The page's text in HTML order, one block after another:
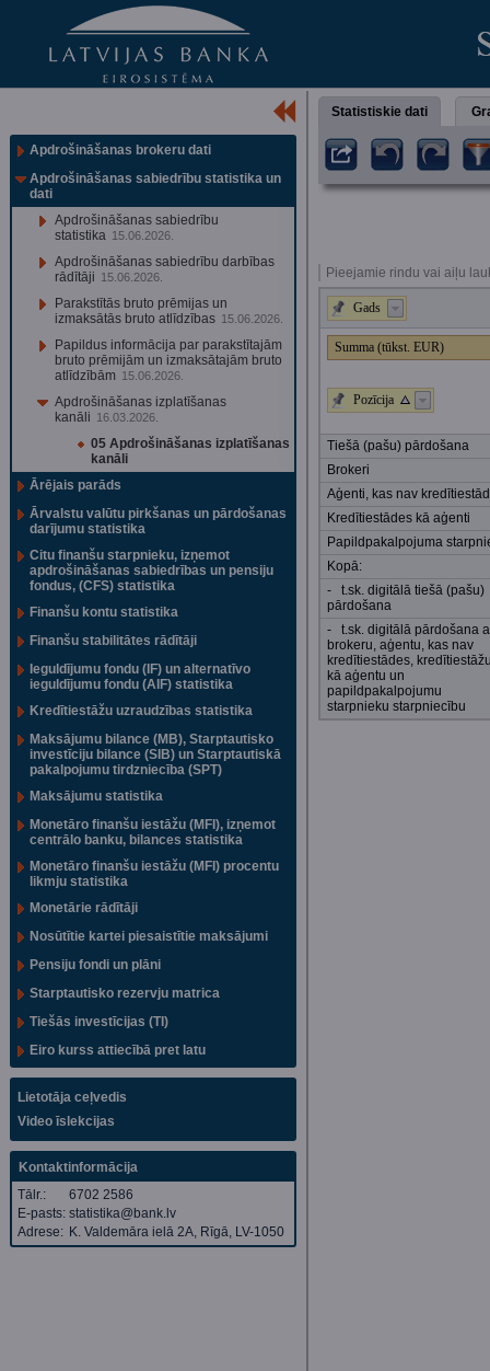
Apdrošināšanas brokeru dati
Apdrošināšanas sabiedrību statistika un
dati
Apdrošināšanas sabiedrību
statistika 15.06.2026.
Apdrošināšanas sabiedrību darbības
rādītāji 15.06.2026.
Parakstītās bruto prēmijas un
izmaksātās bruto atlīdzības 15.06.2026.
Papildus informācija par parakstītajām
bruto prēmijām un izmaksātajām bruto
atlīdzībām 15.06.2026.
Apdrošināšanas izplatīšanas
kanāli 16.03.2026.
05 Apdrošināšanas izplatīšanas
kanāli
Ārējais parāds
Ārvalstu valūtu pirkšanas un pārdošanas
darījumu statistika
Citu finanšu starpnieku, izņemot
apdrošināšanas sabiedrības un pensiju
fondus, (CFS) statistika
Finanšu kontu statistika
Finanšu stabilitātes rādītāji
Ieguldījumu fondu (IF) un alternatīvo
ieguldījumu fondu (AIF) statistika
Kredītiestāžu uzraudzības statistika
Maksājumu bilance (MB), Starptautisko
investīciju bilance (SIB) un Starptautiskā
pakalpojumu tirdzniecība (SPT)
Maksājumu statistika
Monetāro finanšu iestāžu (MFI), izņemot
centrālo banku, bilances statistika
Monetāro finanšu iestāžu (MFI) procentu
likmju statistika
Monetārie rādītāji
Nosūtītie kartei piesaistītie maksājumi
Pensiju fondi un plāni
Starptautisko rezervju matrica
Tiešās investīcijas (TI)
Eiro kurss attiecībā pret latu
Lietotāja ceļvedis
Video īslekcijas
Kontaktinformācija
Tālr.:
6702 2586
E-pasts: statistika@bank.lv
Adrese: K. Valdemāra ielā 2A, Rīgā, LV-1050
Statistiskie dati
Pieejamie rindu vai aiļu
Gads
Summa (tūkst. EUR)
Pozīcija
Tiešā (pašu) pārdošana
Brokeri
Aģenti, kas nav
Kredītiestādes kā aģenti
Papildpakalpojuma
Kopā:
- t.sk. digitālā tiešā (pašu)
pārdošana
- t.sk. digitālā pārdošana
brokeru, aģentu, kas nav
kredītiestādes,
kā aģentu un
papildpakalpojumu
starpnieku starpniecību